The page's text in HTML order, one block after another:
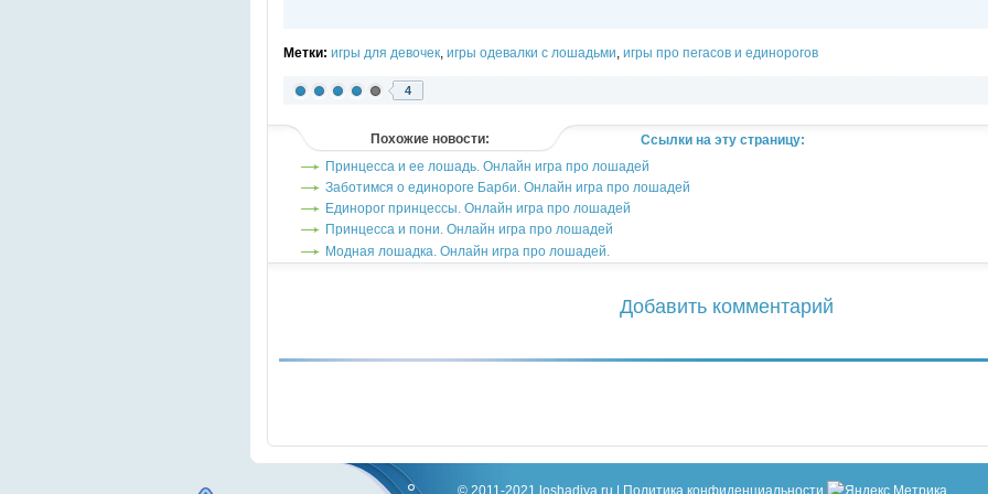
Метки: игры для девочек, игры одевалки с лошадьми игры про пегасов и единорогов
4
Похожие новости:
Ссылки на эту страницу:
Принцесса и ее лошадь. Онлайн игра про лошадей
Заботимся о единороге Барби. Онлайн игра про лошадей
Единорог принцессы. Онлайн игра про лошадей
Принцесса и пони. Онлайн игра про лошадей
Модная лошадка. Онлайн игра про лошадей.
Добавить комментарий
© 2011-2021 loshadiya.ru | Политика конфиденциальности